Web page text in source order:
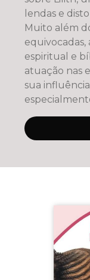
lendas e
Muito além
equivocadas,
espiritual e
atuação nas
sua